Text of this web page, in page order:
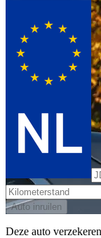
Auto inruilen
Deze auto